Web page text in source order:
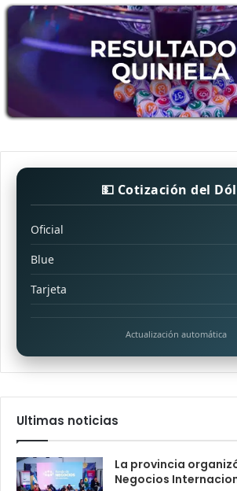
💵 Cotización del
Oficial
Blue
Tarjeta
Actualización automática
Ultimas noticias
La provincia
Negocios